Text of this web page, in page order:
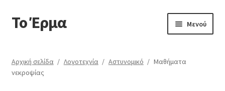
Το Έρμα Μενού
Ποιοι είμαστε
Αρχική σελίδα / Λογοτεχνία / Αστυνομικό / Μαθήματα
νεκροψίας